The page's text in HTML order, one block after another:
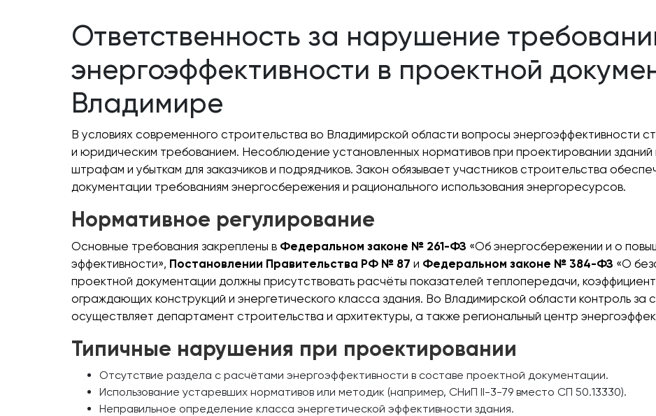
Ответственность за нарушение
энергоэффективности в проектной
Владимире
В условиях современного строительства во Владимирской области вопросы энергоэффективности
и юридическим требованием. Несоблюдение установленных нормативов при проектировании зданий
штрафам и убыткам для заказчиков и подрядчиков. Закон обязывает участников строительства
документации требованиям энергосбережения и рационального использования энергоресурсов.
Нормативное регулирование
Основные требования закреплены в Федеральном законе № 261-ФЗ «Об энергосбережении и о
эффективности», Постановлении Правительства РФ № 87 и Федеральном законе № 384-ФЗ «О
проектной документации должны присутствовать расчёты показателей теплопередачи,
ограждающих конструкций и энергетического класса здания. Во Владимирской области контроль за
осуществляет департамент строительства и архитектуры, а также региональный центр
Типичные нарушения при проектировании
Отсутствие раздела с расчётами энергоэффективности в составе проектной документации.
Использование устаревших нормативов или методик (например, СНиП II-3-79 вместо СП 50.13330).
Неправильное определение класса энергетической эффективности здания.